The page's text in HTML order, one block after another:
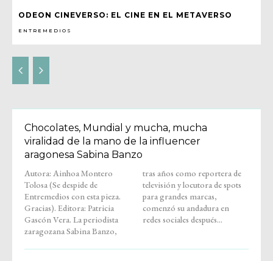
ODEON CINEVERSO: EL CINE EN EL METAVERSO
ENTREMEDIOS
Chocolates, Mundial y mucha, mucha
viralidad de la mano de la influencer
aragonesa Sabina Banzo
Autora: Ainhoa Montero
Tolosa (Se despide de
Entremedios con esta pieza.
Gracias). Editora: Patricia
Gascón Vera. La periodista
zaragozana Sabina Banzo,
tras años como reportera de
televisión y locutora de spots
para grandes marcas,
comenzó su andadura en
redes sociales después...